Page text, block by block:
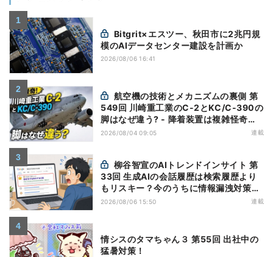
模のAIデータセンター建設を計画か
2026/08/06 16:41
549回 川崎重工業のC-2とKC/C-390の
脚はなぜ違う? - 降着装置は複雑怪奇
(5)|軍用輸送機(10)
2026/08/04 09:05 連載
33回 生成AIの会話履歴は検索履歴より
もリスキー？今のうちに情報漏洩対策を
万全にしておこう
2026/08/06 15:50 連載
情シスのタマちゃん３ 第55回 出社中の
猛暑対策！